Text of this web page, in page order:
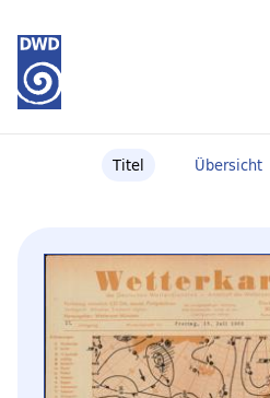
Titel Übersicht